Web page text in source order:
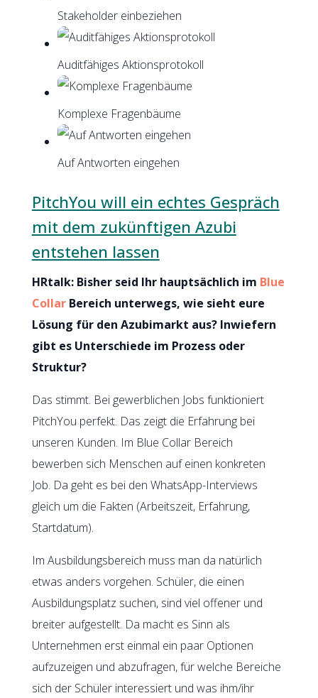
Stakeholder einbeziehen
Auditfähiges Aktionsprotokoll
Komplexe Fragenbäume
Auf Antworten eingehen
PitchYou will ein echtes Gespräch
mit dem zukünftigen Azubi
entstehen lassen
HRtalk: Bisher seid Ihr hauptsächlich im Blue
CollarBereich unterwegs, wie sieht eure
Lösung für den Azubimarkt aus? Inwiefern
gibt es Unterschiede im Prozess oder
Struktur?
Das stimmt. Bei gewerblichen Jobs funktioniert
PitchYou perfekt. Das zeigt die Erfahrung bei
unseren Kunden. Im Blue Collar Bereich
bewerben sich Menschen auf einen konkreten
Job. Da geht es bei den WhatsApp-Interviews
gleich um die Fakten (Arbeitszeit, Erfahrung,
Startdatum).
Im Ausbildungsbereich muss man da natürlich
etwas anders vorgehen. Schüler, die einen
Ausbildungsplatz suchen, sind viel offener und
breiter aufgestellt. Da macht es Sinn als
Unternehmen erst einmal ein paar Optionen
aufzuzeigen und abzufragen, für welche Bereiche
sich der Schüler interessiert und was ihm/ihr